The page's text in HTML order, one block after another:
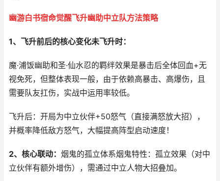
幽游白书宿命觉醒飞升幽助中立队方法策略
1、飞升前后的核心变化未飞升时：
魔·浦饭幽助和圣·仙水忍的羁绊效果是暴击后全体回血+无
视免死，但整体表现一般，由于依赖高暴击、高爆伤，且
需要队友扛伤，实战中运用率较低。
飞升后：开局为中立伙伴+50怒气（直接满怒放大招），
并概率降低敌方怒气，大幅提高阵型启动速度！
2、核心联动： 烟鬼的孤立体系烟鬼特性：孤立效果（对中
立伙伴有额外增伤），需通过中立人物大招叠加。